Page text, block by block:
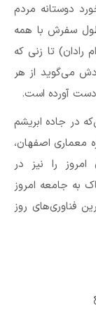
دوستانه مردم
طول سفرش با همه‌
رادان) تا زنی که
می‌گوید از هر
آورده است.
در جاده ابریشم
معماری اصفهان،
را نیز در
به جامعه امروز
فناوری‌های روز